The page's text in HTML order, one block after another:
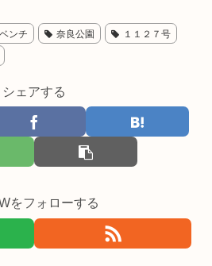
ベンチ 奈良公園 １１２７号
シェアする
をフォローする